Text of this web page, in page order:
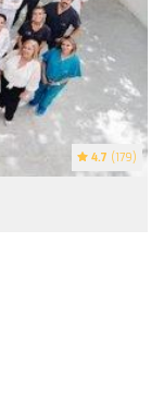
4.7 (179)